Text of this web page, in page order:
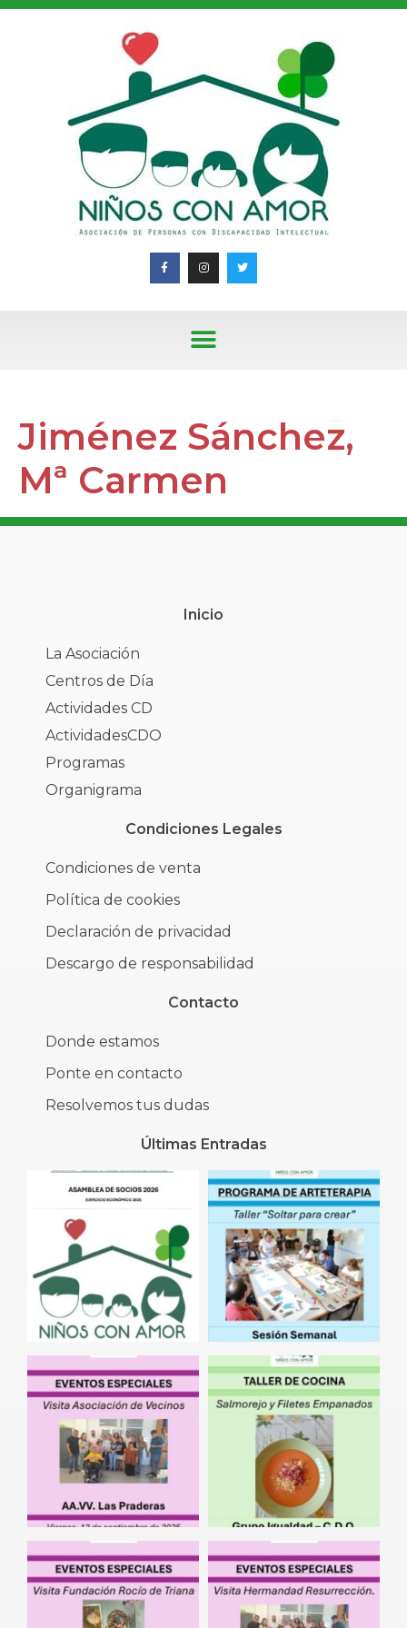
Jiménez Sánchez,
Mª Carmen
Inicio
La Asociación
Centros de Día
Actividades CD
ActividadesCDO
Programas
Organigrama
Condiciones Legales
Condiciones de venta
Política de cookies
Declaración de privacidad
Descargo de responsabilidad
Contacto
Donde estamos
Ponte en contacto
Resolvemos tus dudas
Últimas Entradas